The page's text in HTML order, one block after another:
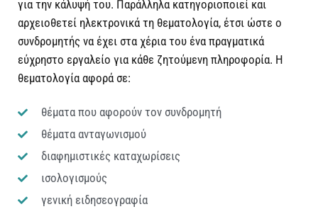
για την κάλυψή του. Παράλληλα κατηγοριοποιεί και
αρχειοθετεί ηλεκτρονικά τη θεματολογία, έτσι ώστε ο
συνδρομητής να έχει στα χέρια του ένα πραγματικά
εύχρηστο εργαλείο για κάθε ζητούμενη πληροφορία. Η
θεματολογία αφορά σε:
θέματα που αφορούν τον συνδρομητή
θέματα ανταγωνισμού
διαφημιστικές καταχωρίσεις
ισολογισμούς
γενική ειδησεογραφία